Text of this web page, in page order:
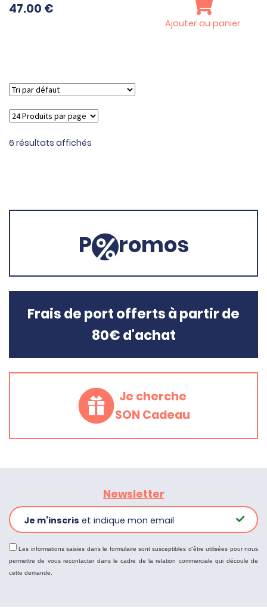
47.00 €
Ajouter au panier
6 résultats affichés
P romos
Frais de port offerts à partir de
80€ d'achat
Je cherche
SON Cadeau
Newsletter
Je m’inscris et indique mon email
Les informations saisies dans le formulaire sont susceptibles d'être utilisées pour nous
permettre de vous recontacter dans le cadre de la relation commerciale qui découle de
cette demande.